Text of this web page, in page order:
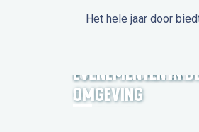
Het hele jaar door
FORÊT-FOUESNANT
EVENEMENTEN IN
OMGEVING